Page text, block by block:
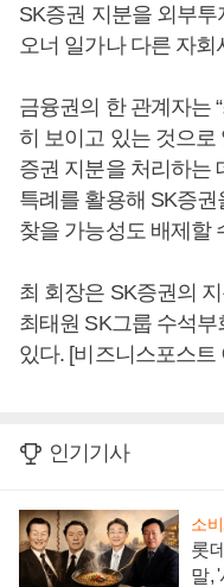
SK증권 지분을 외부
오너 일가나 다른 자
금융권의 한 관계자는
히 보이고 있는 것으로
증권 지분을 처리하는
특례를 활용해 SK증
찾을 가능성도 배제할
최 회장은 SK증권의
최태원 SK그룹 수석
있다. [비즈니스포스트
인기기사
소
롯
말,